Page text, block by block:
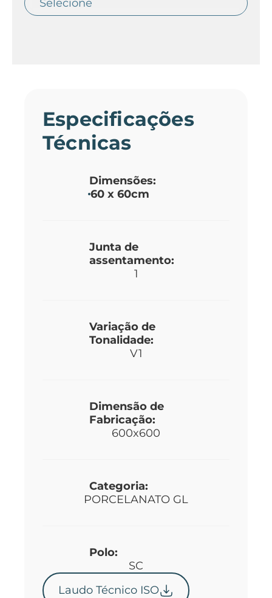
Especificações
Técnicas
Dimensões:
60 x 60cm
Junta de
assentamento:
1
Variação de
Tonalidade:
V1
Dimensão de
Fabricação:
600x600
Categoria:
PORCELANATO GL
Polo:
SC
Laudo Técnico ISO